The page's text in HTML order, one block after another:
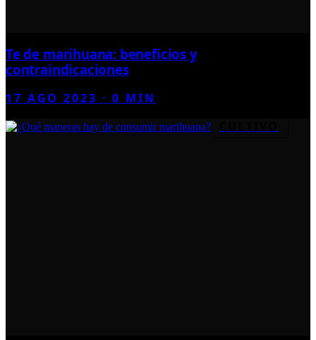
Te de marihuana: beneficios y
contraindicaciones
17 AGO 2023 ·0 MIN